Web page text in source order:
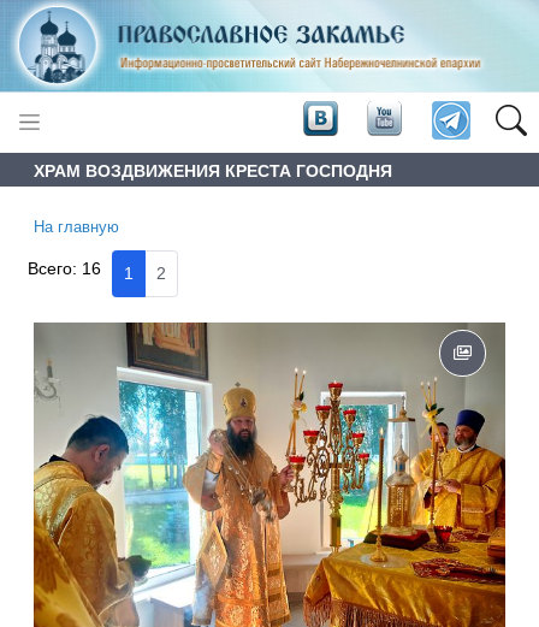
ХРАМ ВОЗДВИЖЕНИЯ КРЕСТА ГОСПОДНЯ
На главную
Всего: 16 1 2